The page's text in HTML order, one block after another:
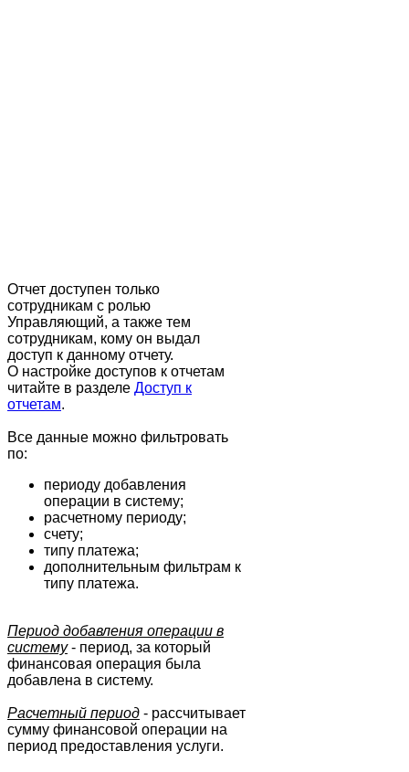
Отчет доступен только
сотрудникам с ролью
Управляющий, а также тем
сотрудникам, кому он выдал
доступ к данному отчету.
О настройке доступов к отчетам
читайте в разделе Доступ к
отчетам.
Все данные можно фильтровать
по:
периоду добавления
операции в систему;
расчетному периоду;
счету;
типу платежа;
дополнительным фильтрам к
типу платежа.
Период добавления операции в
систему- период, за который
финансовая операция была
добавлена в систему.
Расчетный период - рассчитывает
сумму финансовой операции на
период предоставления услуги.